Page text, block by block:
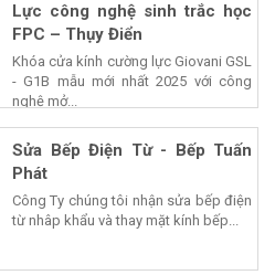
Lực công nghệ sinh trắc học
FPC – Thụy Điển
Khóa cửa kính cường lực Giovani GSL
- G1B mẫu mới nhất 2025 với công
nghệ mở...
Sửa Bếp Điện Từ - Bếp Tuấn
Phát
Công Ty chúng tôi nhận sửa bếp điện
từ nhâp khẩu và thay mặt kính bếp...